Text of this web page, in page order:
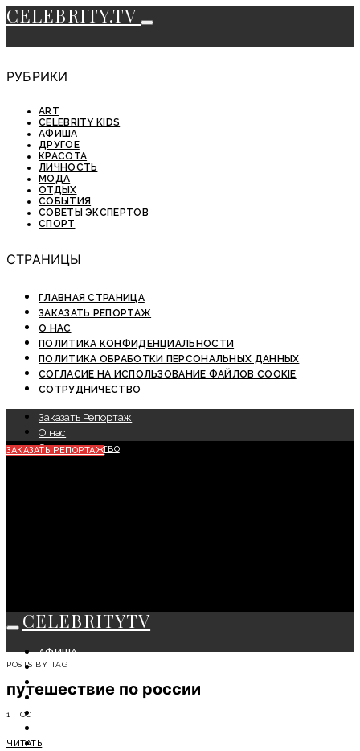
CELEBRITY.TV
РУБРИКИ
ART
CELEBRITY KIDS
АФИША
ДРУГОЕ
КРАСОТА
ЛИЧНОСТЬ
МОДА
ОТДЫХ
СОБЫТИЯ
СОВЕТЫ ЭКСПЕРТОВ
СПОРТ
СТРАНИЦЫ
ГЛАВНАЯ СТРАНИЦА
ЗАКАЗАТЬ РЕПОРТАЖ
О НАС
ПОЛИТИКА КОНФИДЕНЦИАЛЬНОСТИ
ПОЛИТИКА ОБРАБОТКИ ПЕРСОНАЛЬНЫХ ДАННЫХ
СОГЛАСИЕ НА ИСПОЛЬЗОВАНИЕ ФАЙЛОВ COOKIE
СОТРУДНИЧЕСТВО
Заказать Репортаж
О нас
Сотрудничество
ЗАКАЗАТЬ РЕПОРТАЖ
CELEBRITYTV
АФИША
СОБЫТИЯ
КРАСОТА
МОДА
СОВЕТЫ ЭКСПЕРТОВ
POSTS BY TAG
путешествие по россии
1 ПОСТ
ЧИТАТЬ